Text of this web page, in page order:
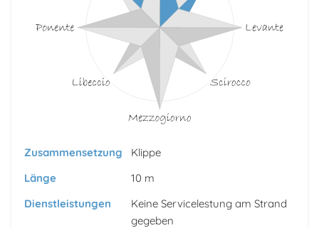
Zusammensetzung
Klippe
Länge
10 m
Dienstleistungen
Keine Servicelestung am Strand
gegeben